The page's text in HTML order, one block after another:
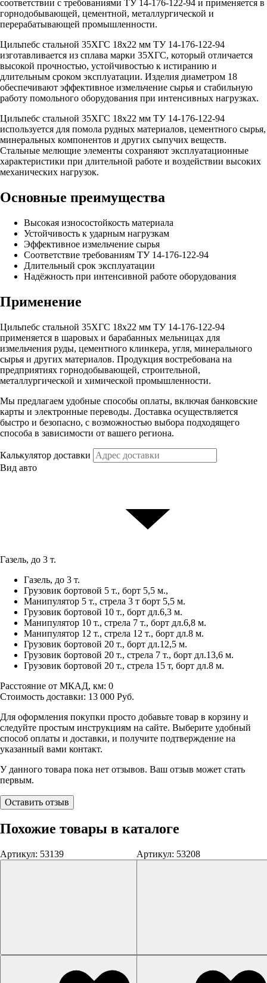
соответствии с требованиями ТУ 14-176-122-94 и применяется в
горнодобывающей, цементной, металлургической и
перерабатывающей промышленности.
Цильпебс стальной 35ХГС 18х22 мм ТУ 14-176-122-94
изготавливается из сплава марки 35ХГС, который отличается
высокой прочностью, устойчивостью к истиранию и
длительным сроком эксплуатации. Изделия диаметром 18
обеспечивают эффективное измельчение сырья и стабильную
работу помольного оборудования при интенсивных нагрузках.
Цильпебс стальной 35ХГС 18х22 мм ТУ 14-176-122-94
используется для помола рудных материалов, цементного сырья,
минеральных компонентов и других сыпучих веществ.
Стальные мелющие элементы сохраняют эксплуатационные
характеристики при длительной работе и воздействии высоких
механических нагрузок.
Основные преимущества
Высокая износостойкость материала
Устойчивость к ударным нагрузкам
Эффективное измельчение сырья
Соответствие требованиям ТУ 14-176-122-94
Длительный срок эксплуатации
Надёжность при интенсивной работе оборудования
Применение
Цильпебс стальной 35ХГС 18х22 мм ТУ 14-176-122-94
применяется в шаровых и барабанных мельницах для
измельчения руды, цементного клинкера, угля, минерального
сырья и других материалов. Продукция востребована на
предприятиях горнодобывающей, строительной,
металлургической и химической промышленности.
Мы предлагаем удобные способы оплаты, включая банковские
карты и электронные переводы. Доставка осуществляется
быстро и безопасно, с возможностью выбора подходящего
способа в зависимости от вашего региона.
Калькулятор доставки
Вид авто
Газель, до 3 т.
Газель, до 3 т.
Грузовик бортовой 5 т., борт 5,5 м.,
Манипулятор 5 т., стрела 3 т борт 5,5 м.
Грузовик бортовой 10 т., борт дл.6,3 м.
Манипулятор 10 т., стрела 7 т., борт дл.6,8 м.
Манипулятор 12 т., стрела 12 т., борт дл.8 м.
Грузовик бортовой 20 т., борт дл.12,5 м.
Грузовик бортовой 20 т., стрела 7 т., борт дл.13,6 м.
Грузовик бортовой 20 т., стрела 15 т, борт дл.8 м.
Расстояние от МКАД, км: 0
Стоимость доставки: 13 000 Руб.
Для оформления покупки просто добавьте товар в корзину и
следуйте простым инструкциям на сайте. Выберите удобный
способ оплаты и доставки, и получите подтверждение на
указанный вами контакт.
У данного товара пока нет отзывов. Ваш отзыв может стать
первым.
Оставить отзыв
Похожие товары в каталоге
Артикул: 53139 Артикул: 53208